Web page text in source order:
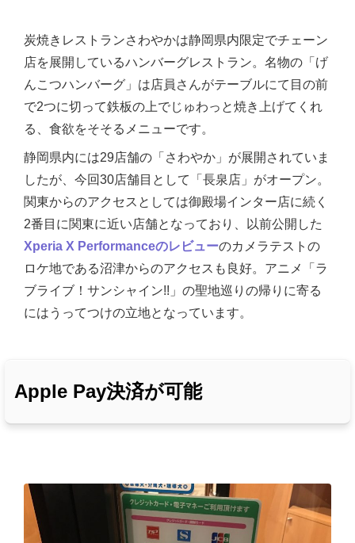
炭焼きレストランさわやかは静岡県内限定でチェーン
店を展開しているハンバーグレストラン。名物の「げ
んこつハンバーグ」は店員さんがテーブルにて目の前
で2つに切って鉄板の上でじゅわっと焼き上げてくれ
る、食欲をそそるメニューです。
静岡県内には29店舗の「さわやか」が展開されていま
したが、今回30店舗目として「長泉店」がオープン。
関東からのアクセスとしては御殿場インター店に続く
2番目に関東に近い店舗となっており、以前公開した
Xperia X Performanceのレビューのカメラテストの
ロケ地である沼津からのアクセスも良好。アニメ「ラ
ブライブ！サンシャイン!!」の聖地巡りの帰りに寄る
にはうってつけの立地となっています。
Apple Pay決済が可能